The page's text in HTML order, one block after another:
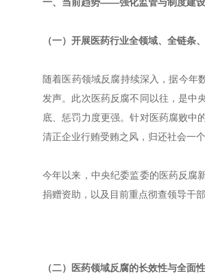
（一）开展医药行业全领域、全链条
随着医药领域反腐持续深入，据今年
发声。此次医药反腐不同以往，是中
底、惩罚力度更强。针对医药腐败中
清正企业行贿受贿之风，归还社会一
今年以来，中央纪委监委的医药反腐
捐赠资助，以及目前重点彻查领导干
（二）医药领域反腐的长效性与全面性